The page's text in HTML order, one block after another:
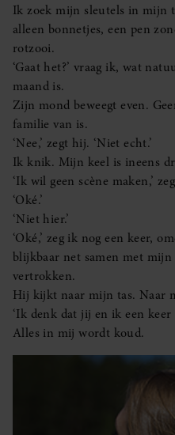
Ik zoek mijn sleutels in mijn
alleen bonnetjes, een pen
rotzooi.
‘Gaat het?’ vraag ik, wat
maand is.
Zijn mond beweegt even.
familie van is.
‘Nee,’ zegt hij. ‘Niet echt.’
Ik knik. Mijn keel is ineens
‘Ik wil geen scène maken,’
‘Oké.’
‘Niet hier.’
‘Oké,’ zeg ik nog een keer,
blijkbaar net samen met
vertrokken.
Hij kijkt naar mijn tas. Naar
‘Ik denk dat jij en ik een keer
Alles in mij wordt koud.